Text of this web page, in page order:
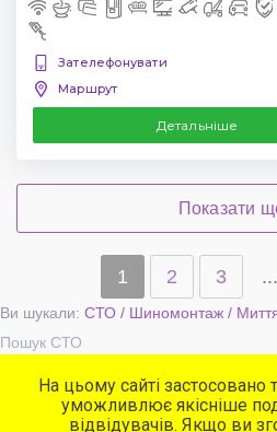
Зателефонувати
Маршрут
Детальніше
Показати
1 2 3 ...
Ви шукали: СТО / Шиномонтаж /
Пошук СТО
Популярні
СТО
На цьому сайті застосовано
уможливлює якісніше
відвідувачів. Якщо ви